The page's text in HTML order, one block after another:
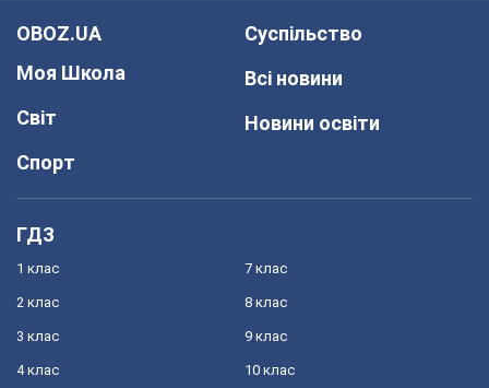
OBOZ.UA
Моя Школа
Світ
Спорт
Суспільство
Всі новини
Новини освіти
ГДЗ
1 клас
2 клас
3 клас
4 клас
7 клас
8 клас
9 клас
10 клас